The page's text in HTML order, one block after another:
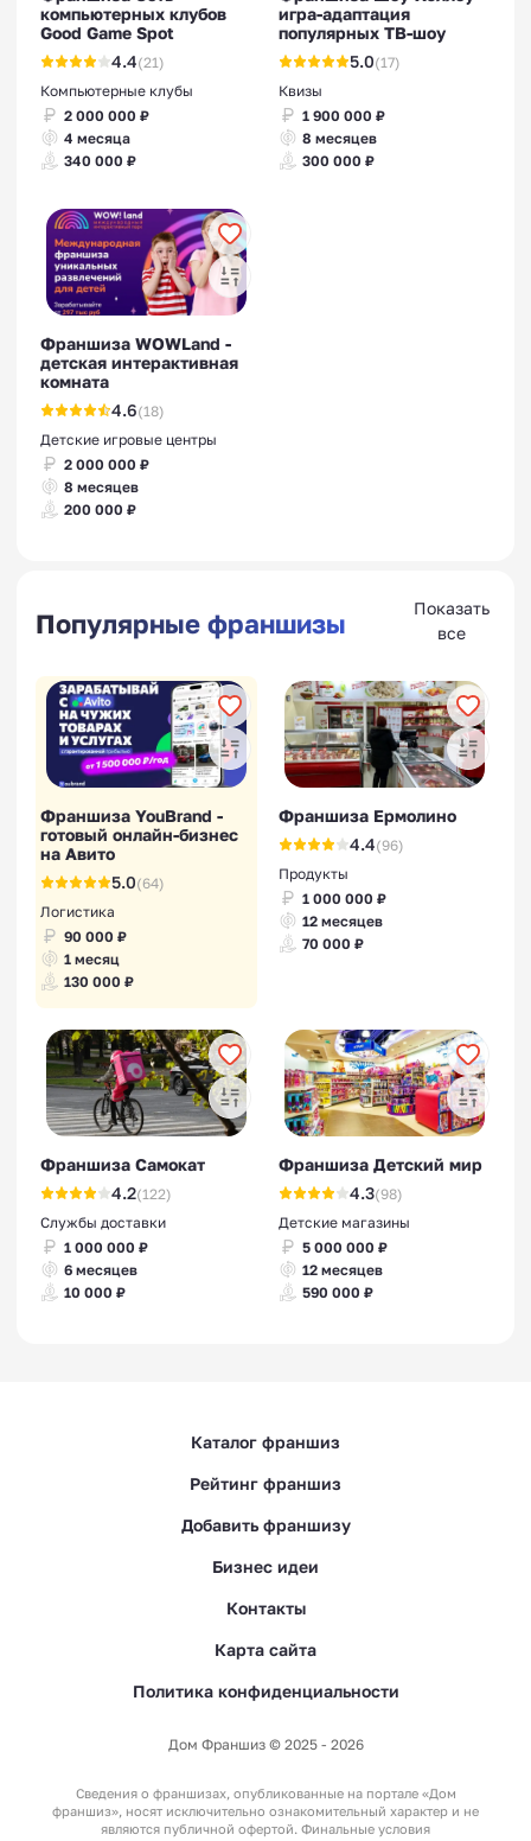
компьютерных клубов
Good Game Spot
4.4(21)
Компьютерные клубы
2 000 000 ₽
4 месяца
340 000 ₽
игра-адаптация
популярных ТВ-шоу
5.0(17)
Квизы
1 900 000 ₽
8 месяцев
300 000 ₽
Франшиза WOWLand -
детская интерактивная
комната
4.6(18)
Детские игровые центры
2 000 000 ₽
8 месяцев
200 000 ₽
Популярные франшизы
Показать
все
Франшиза YouBrand -
готовый онлайн-бизнес
на Авито
5.0(64)
Логистика
90 000 ₽
1 месяц
130 000 ₽
Франшиза Ермолино
4.4(96)
Продукты
1 000 000 ₽
12 месяцев
70 000 ₽
Франшиза Самокат
4.2(122)
Службы доставки
1 000 000 ₽
6 месяцев
10 000 ₽
Франшиза Детский мир
4.3(98)
Детские магазины
5 000 000 ₽
12 месяцев
590 000 ₽
Каталог франшиз
Рейтинг франшиз
Добавить франшизу
Бизнес идеи
Контакты
Карта сайта
Политика конфиденциальности
Дом Франшиз © 2025 - 2026